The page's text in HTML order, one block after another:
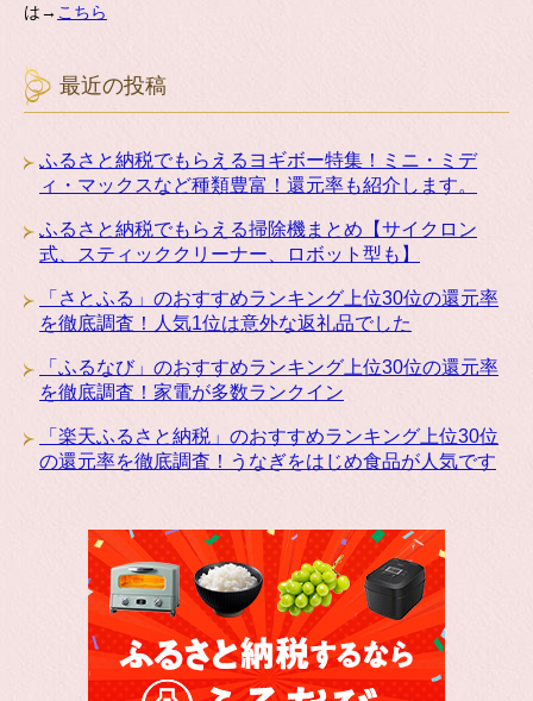
は→ こちら
最近の投稿
ふるさと納税でもらえるヨギボー特集！ミニ・ミデ
ィ・マックスなど種類豊富！還元率も紹介します。
ふるさと納税でもらえる掃除機まとめ【サイクロン
式、スティッククリーナー、ロボット型も】
「さとふる」のおすすめランキング上位30位の還元率
を徹底調査！人気1位は意外な返礼品でした
「ふるなび」のおすすめランキング上位30位の還元率
を徹底調査！家電が多数ランクイン
「楽天ふるさと納税」のおすすめランキング上位30位
の還元率を徹底調査！うなぎをはじめ食品が人気です